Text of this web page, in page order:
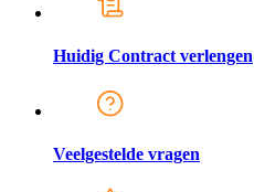
Huidig Contract verlengen
Veelgestelde vragen